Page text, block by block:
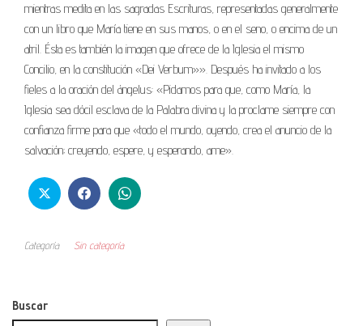
mientras medita en las sagradas Escrituras, representadas generalmente
con un libro que María tiene en sus manos, o en el seno, o encima de un
atril. Ésta es también la imagen que ofrece de la Iglesia el mismo
Concilio, en la constitución «Dei Verbum»». Después ha invitado a los
fieles a la oración del ángelus: «Pidamos para que, como María, la
Iglesia sea dócil esclava de la Palabra divina y la proclame siempre con
confianza firme para que «todo el mundo, oyendo, crea el anuncio de la
salvación; creyendo, espere, y esperando, ame».
Categoría Sin categoría
Buscar